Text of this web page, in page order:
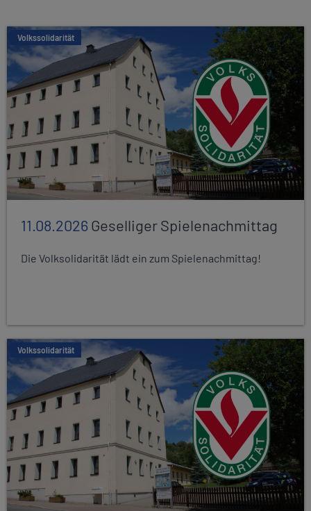
Volkssolidarität
11.08.2026Geselliger Spielenachmittag
Die Volksolidarität lädt ein zum Spielenachmittag!
Volkssolidarität